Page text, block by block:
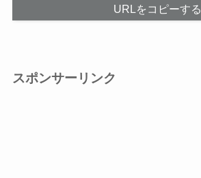
URLをコピーする
スポンサーリンク